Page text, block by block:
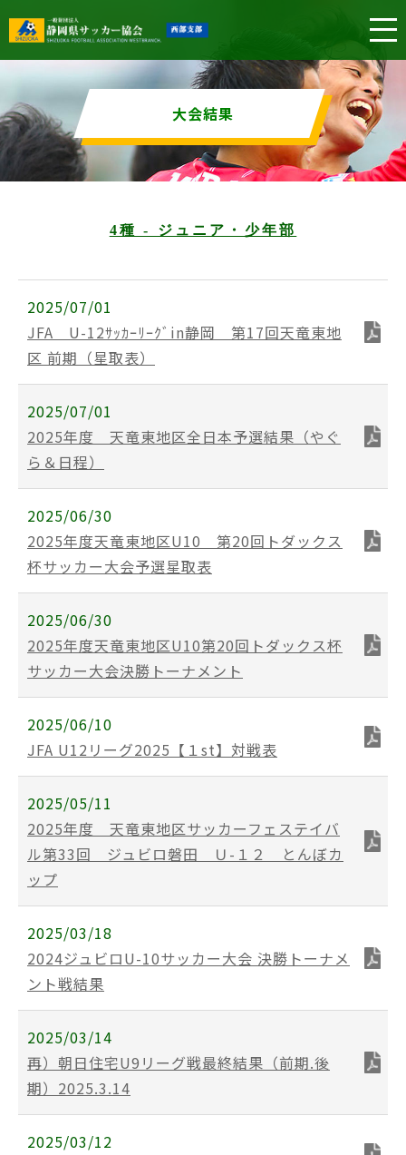
大会結果
4種 - ジュニア・少年部
2025/07/01
JFA U-12ｻｯｶｰﾘｰｸﾞin静岡 第17回天竜東地
区 前期（星取表）
2025/07/01
2025年度 天竜東地区全日本予選結果（やぐ
ら＆日程）
2025/06/30
2025年度天竜東地区U10 第20回トダックス
杯サッカー大会予選星取表
2025/06/30
2025年度天竜東地区U10第20回トダックス杯
サッカー大会決勝トーナメント
2025/06/10
JFA U12リーグ2025【１st】対戦表
2025/05/11
2025年度 天竜東地区サッカーフェステイバ
ル第33回 ジュビロ磐田 Ｕ-１２ とんぼカ
ップ
2025/03/18
2024ジュビロU-10サッカー大会 決勝トーナメ
ント戦結果
2025/03/14
再）朝日住宅U9リーグ戦最終結果（前期.後
期）2025.3.14
2025/03/12